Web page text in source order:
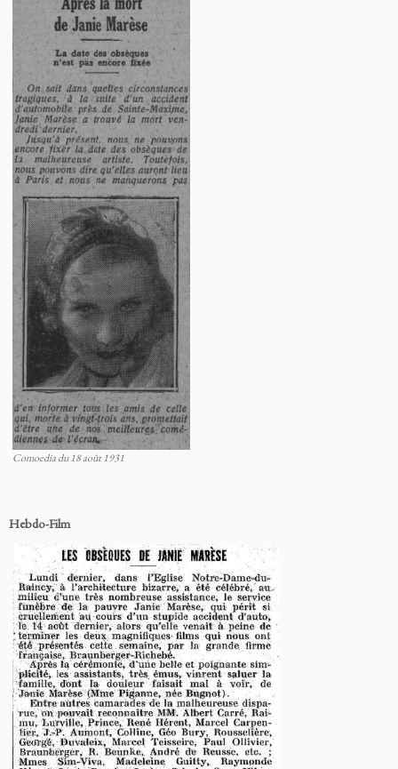
Comoedia du 18 août 1931
Hebdo-Film